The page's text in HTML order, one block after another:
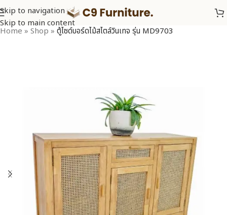
Skip to navigation
Skip to main content
Home » Shop » ตู้ไซด์บอร์ดไม้สไตล์วินเทจ รุ่น MD9703